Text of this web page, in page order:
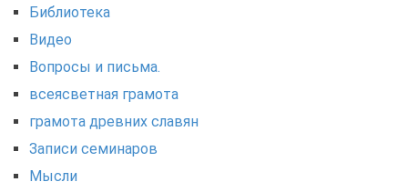
Библиотека
Видео
Вопросы и письма.
всеясветная грамота
грамота древних славян
Записи семинаров
Мысли